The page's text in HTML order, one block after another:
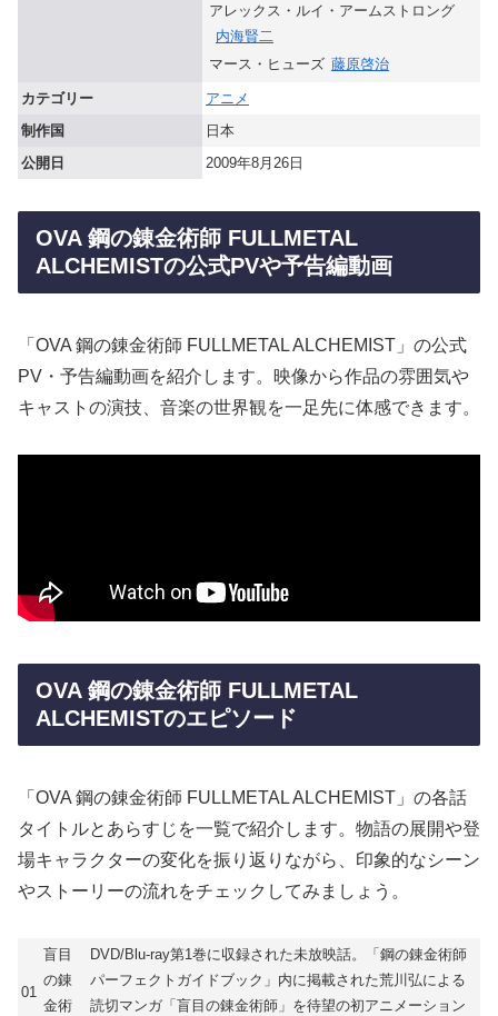
アレックス・ルイ・アームストロング
内海賢二
マース・ヒューズ 藤原啓治
カテゴリー
アニメ
制作国
日本
公開日
2009年8月26日
OVA 鋼の錬金術師 FULLMETAL
ALCHEMISTの公式PVや予告編動画
「OVA 鋼の錬金術師 FULLMETAL ALCHEMIST」の公式
PV・予告編動画を紹介します。映像から作品の雰囲気や
キャストの演技、音楽の世界観を一足先に体感できます。
OVA 鋼の錬金術師 FULLMETAL
ALCHEMISTのエピソード
「OVA 鋼の錬金術師 FULLMETAL ALCHEMIST」の各話
タイトルとあらすじを一覧で紹介します。物語の展開や登
場キャラクターの変化を振り返りながら、印象的なシーン
やストーリーの流れをチェックしてみましょう。
01
盲目
の錬
金術
DVD/Blu-ray第1巻に収録された未放映話。「鋼の錬金術師
パーフェクトガイドブック」内に掲載された荒川弘による
読切マンガ「盲目の錬金術師」を待望の初アニメーション